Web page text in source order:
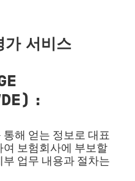
가 서비스
:
해 얻는 정보로 대표
보험회사에 부보할
업무 내용과 절차는